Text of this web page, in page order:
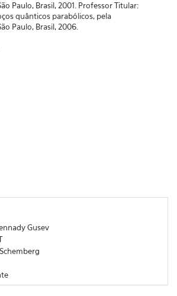
Paulo, Brasil, 2001. Professor Titular:
quânticos parabólicos, pela
Paulo, Brasil, 2006.
Gusev